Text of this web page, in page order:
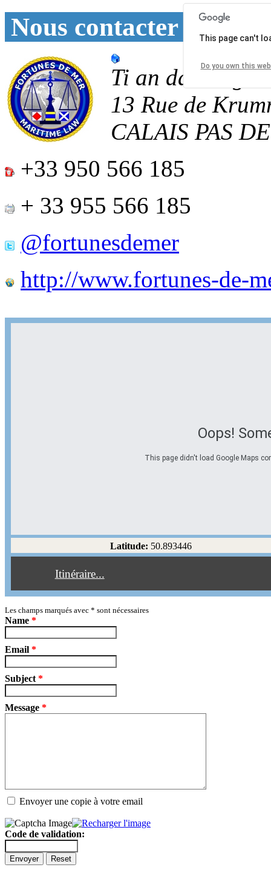
Nous contacter
Ti an
13 Rue de
CALAIS PAS
+33 950 566 185
+ 33 955 566 185
@fortunesdemer
http://www.fortunes-de-
Oops!
This page didn't load Google Maps
This page can't
Do you own this
Latitude: 50.893446
Itinéraire...
Éviter les autoroutes
Éviter les péages
Reset
Les champs marqués avec * sont nécessaires
Name *
Email *
Subject *
Message *
Envoyer une copie à votre email
Code de validation:
Envoyer Reset